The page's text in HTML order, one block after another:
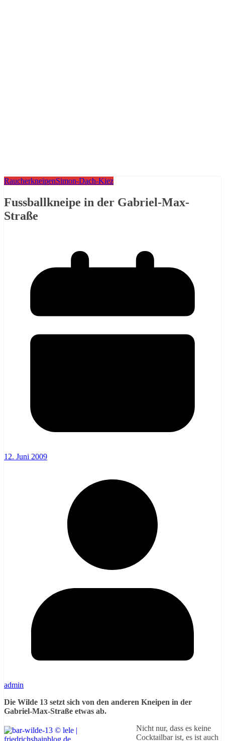
RaucherkneipenSimon-Dach-Kiez
Fussballkneipe in der Gabriel-Max-
Straße
12. Juni 2009
admin
Die Wilde 13 setzt sich von den anderen Kneipen in der
Gabriel-Max-Straße etwas ab.
Nicht nur, dass es keine
Cocktailbar ist, es ist auch